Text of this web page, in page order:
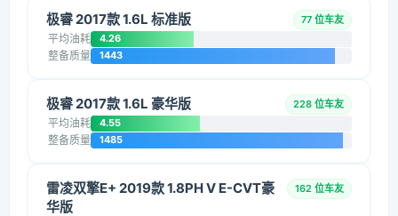
极睿 2017款 1.6L 标准版 77 位车友
平均油耗 4.26
整备质量 1443
极睿 2017款 1.6L 豪华版 228 位车友
平均油耗 4.55
整备质量 1485
雷凌双擎E+ 2019款 1.8PH V E-CVT豪
华版
162 位车友